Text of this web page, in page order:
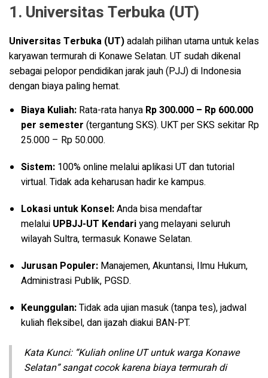
1. Universitas Terbuka (UT)
Universitas Terbuka (UT)adalah pilihan utama untuk kelas
karyawan termurah di Konawe Selatan. UT sudah dikenal
sebagai pelopor pendidikan jarak jauh (PJJ) di Indonesia
dengan biaya paling hemat.
Biaya Kuliah: Rata-rata hanya Rp 300.000 – Rp 600.000
per semester (tergantung SKS). UKT per SKS sekitar Rp
25.000 – Rp 50.000.
Sistem: 100% online melalui aplikasi UT dan tutorial
virtual. Tidak ada keharusan hadir ke kampus.
Lokasi untuk Konsel:Anda bisa mendaftar
melalui UPBJJ-UT Kendariyang melayani seluruh
wilayah Sultra, termasuk Konawe Selatan.
Jurusan Populer: Manajemen, Akuntansi, Ilmu Hukum,
Administrasi Publik, PGSD.
Keunggulan:Tidak ada ujian masuk (tanpa tes), jadwal
kuliah fleksibel, dan ijazah diakui BAN-PT.
Kata Kunci:“Kuliah online UT untuk warga Konawe
Selatan” sangat cocok karena biaya termurah di